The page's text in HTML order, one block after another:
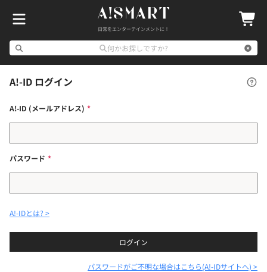
日常をエンターテインメントに！
何かお探しですか?
A!-ID ログイン
A!-ID (メールアドレス)
パスワード
ログイン
パスワードがご不明な場合はこちら(A!-IDサイトへ)
A!-IDとは?